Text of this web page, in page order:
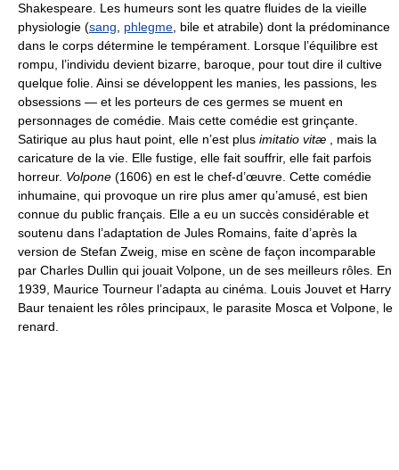
Shakespeare. Les humeurs sont les quatre fluides de la vieille
physiologie (sang phlegme , bile et atrabile) dont la prédominance
dans le corps détermine le tempérament. Lorsque l’équilibre est
rompu, l’individu devient bizarre, baroque, pour tout dire il cultive
quelque folie. Ainsi se développent les manies, les passions, les
obsessions — et les porteurs de ces germes se muent en
personnages de comédie. Mais cette comédie est grinçante.
Satirique au plus haut point, elle n’est plus imitatio vitæ , mais la
caricature de la vie. Elle fustige, elle fait souffrir, elle fait parfois
horreur. Volpone (1606) en est le chef-d’œuvre. Cette comédie
inhumaine, qui provoque un rire plus amer qu’amusé, est bien
connue du public français. Elle a eu un succès considérable et
soutenu dans l’adaptation de Jules Romains, faite d’après la
version de Stefan Zweig, mise en scène de façon incomparable
par Charles Dullin qui jouait Volpone, un de ses meilleurs rôles. En
1939, Maurice Tourneur l’adapta au cinéma. Louis Jouvet et Harry
Baur tenaient les rôles principaux, le parasite Mosca et Volpone, le
renard.